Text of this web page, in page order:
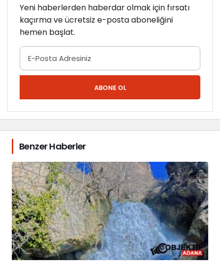
Yeni haberlerden haberdar olmak için fırsatı
kaçırma ve ücretsiz e-posta aboneliğini
hemen başlat.
ABONE OL
Benzer Haberler